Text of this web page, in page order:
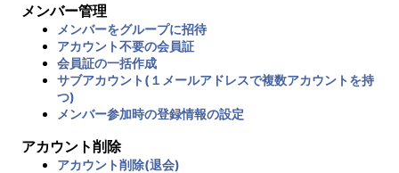
メンバー管理
メンバーをグループに招待
アカウント不要の会員証
会員証の一括作成
サブアカウント(１メールアドレスで複数アカウントを持
つ)
メンバー参加時の登録情報の設定
アカウント削除
アカウント削除(退会)